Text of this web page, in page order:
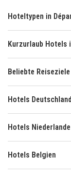
Hoteltypen in
Kurzurlaub Hotels
Beliebte Reiseziele
Hotels Deutschland
Hotels Niederlande
Hotels Belgien